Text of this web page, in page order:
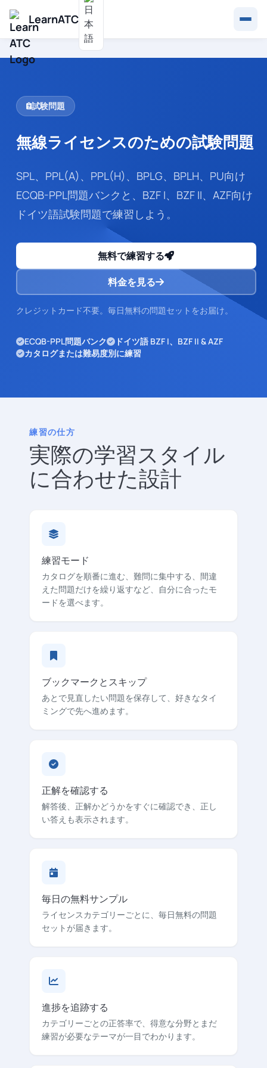
LearnATC
試験問題
無線ライセンスのための試験問題
SPL、PPL(A)、PPL(H)、BPLG、BPLH、PU向け
ECQB-PPL問題バンクと、BZF I、BZF II、AZF向け
ドイツ語試験問題で練習しよう。
無料で練習する
料金を見る
クレジットカード不要。毎日無料の問題セットをお届け。
ECQB-PPL問題バンク
ドイツ語 BZF I、BZF II & AZF
カタログまたは難易度別に練習
練習の仕方
実際の学習スタイル
に合わせた設計
練習モード
カタログを順番に進む、難問に集中する、間違
えた問題だけを繰り返すなど、自分に合ったモ
ードを選べます。
ブックマークとスキップ
あとで見直したい問題を保存して、好きなタイ
ミングで先へ進めます。
正解を確認する
解答後、正解かどうかをすぐに確認でき、正し
い答えも表示されます。
毎日の無料サンプル
ライセンスカテゴリーごとに、毎日無料の問題
セットが届きます。
進捗を追跡する
カテゴリーごとの正答率で、得意な分野とまだ
練習が必要なテーマが一目でわかります。